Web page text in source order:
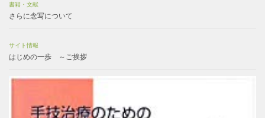
書籍・文献
さらに念写について
サイト情報
はじめの一歩 ～ご挨拶